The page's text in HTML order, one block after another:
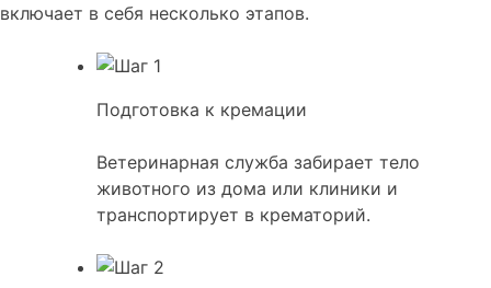
включает в себя несколько этапов.
Подготовка к кремации
Ветеринарная служба забирает тело
животного из дома или клиники и
транспортирует в крематорий.